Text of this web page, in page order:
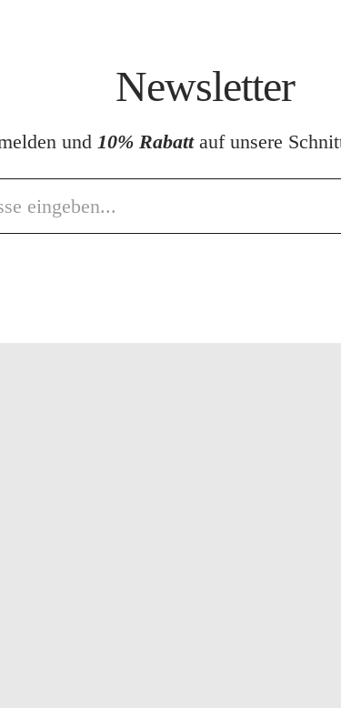
Newsletter
und 10% Rabattauf unsere